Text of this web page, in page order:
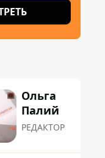
Ольга
Палий
РЕДАКТОР